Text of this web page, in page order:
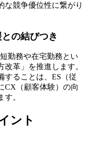
な競争優位性に繋がり
の結びつき
勤務や在宅勤務とい
革」を推進します。
ることは、 ES（従
CX（顧客体験）の向
。
ント